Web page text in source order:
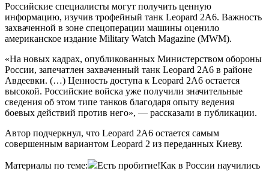
Российские специалисты могут получить ценную
информацию, изучив трофейный танк Leopard 2A6. Важность
захваченной в зоне спецоперации машины оценило
американское издание Military Watch Magazine (MWM).
«На новых кадрах, опубликованных Министерством обороны
России, запечатлен захваченный танк Leopard 2A6 в районе
Авдеевки. (…) Ценность доступа к Leopard 2A6 остается
высокой. Российские войска уже получили значительные
сведения об этом типе танков благодаря опыту ведения
боевых действий против него», — рассказали в публикации.
Автор подчеркнул, что Leopard 2A6 остается самым
совершенным вариантом Leopard 2 из переданных Киеву.
Материалы по теме:
Есть пробитие!Как в России научились